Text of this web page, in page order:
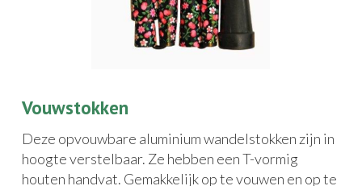
Vouwstokken
Deze opvouwbare aluminium wandelstokken zijn in
hoogte verstelbaar. Ze hebben een T-vormig
houten handvat. Gemakkelijk op te vouwen en op te